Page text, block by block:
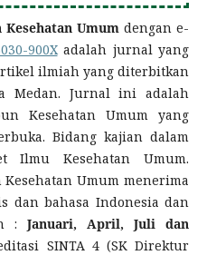
Kesehatan Umumdengan e-
900Xadalah jurnal yang
ilmiah yang diterbitkan
Medan. Jurnal ini adalah
Kesehatan Umum yang
Bidang kajian dalam
Kesehatan Umum.
Umum menerima
dan bahasa Indonesia dan
:Januari, April, Juli dan
SINTA 4 (SK Direktur